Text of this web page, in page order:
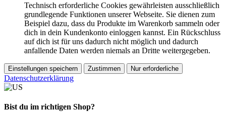
Technisch erforderliche Cookies gewährleisten ausschließlich
grundlegende Funktionen unserer Webseite. Sie dienen zum
Beispiel dazu, dass du Produkte im Warenkorb sammeln oder
dich in dein Kundenkonto einloggen kannst. Ein Rückschluss
auf dich ist für uns dadurch nicht möglich und dadurch
anfallende Daten werden niemals an Dritte weitergegeben.
Einstellungen speichern Zustimmen Nur erforderliche
Datenschutzerklärung
Bist du im richtigen Shop?